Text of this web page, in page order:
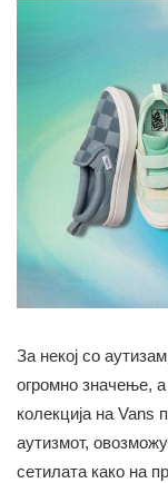
За некој со
огромно значење,
колекција на Vans
аутизмот,
сетилата како на